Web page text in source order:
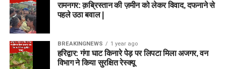
रामनगर: क़ब्रिस्तान की ज़मीन को लेकर विवाद, दफनाने से
पहले उठा बवाल |
BREAKINGNEWS 1 year ago
हरिद्वार: गंगा घाट किनारे पेड़ पर लिपटा मिला अजगर, वन
विभाग ने किया सुरक्षित रेस्क्यू